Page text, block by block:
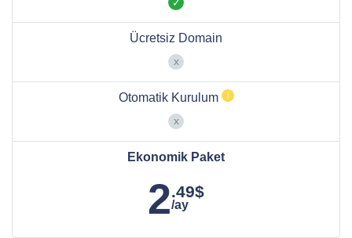
Ücretsiz Domain
Otomatik Kurulum
Ekonomik Paket
2.49$
/ay